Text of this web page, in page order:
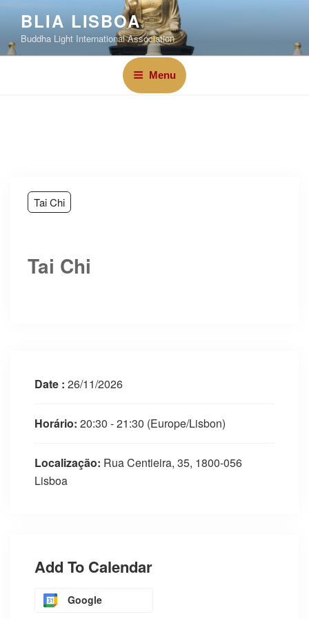
BLIA LISBOA
Buddha Light International Association
Menu
Tai Chi
Tai Chi
Date : 26/11/2026
Horário: 20:30 - 21:30 (Europe/Lisbon)
Localização: Rua Centieira, 35, 1800-056
Lisboa
Add To Calendar
Google